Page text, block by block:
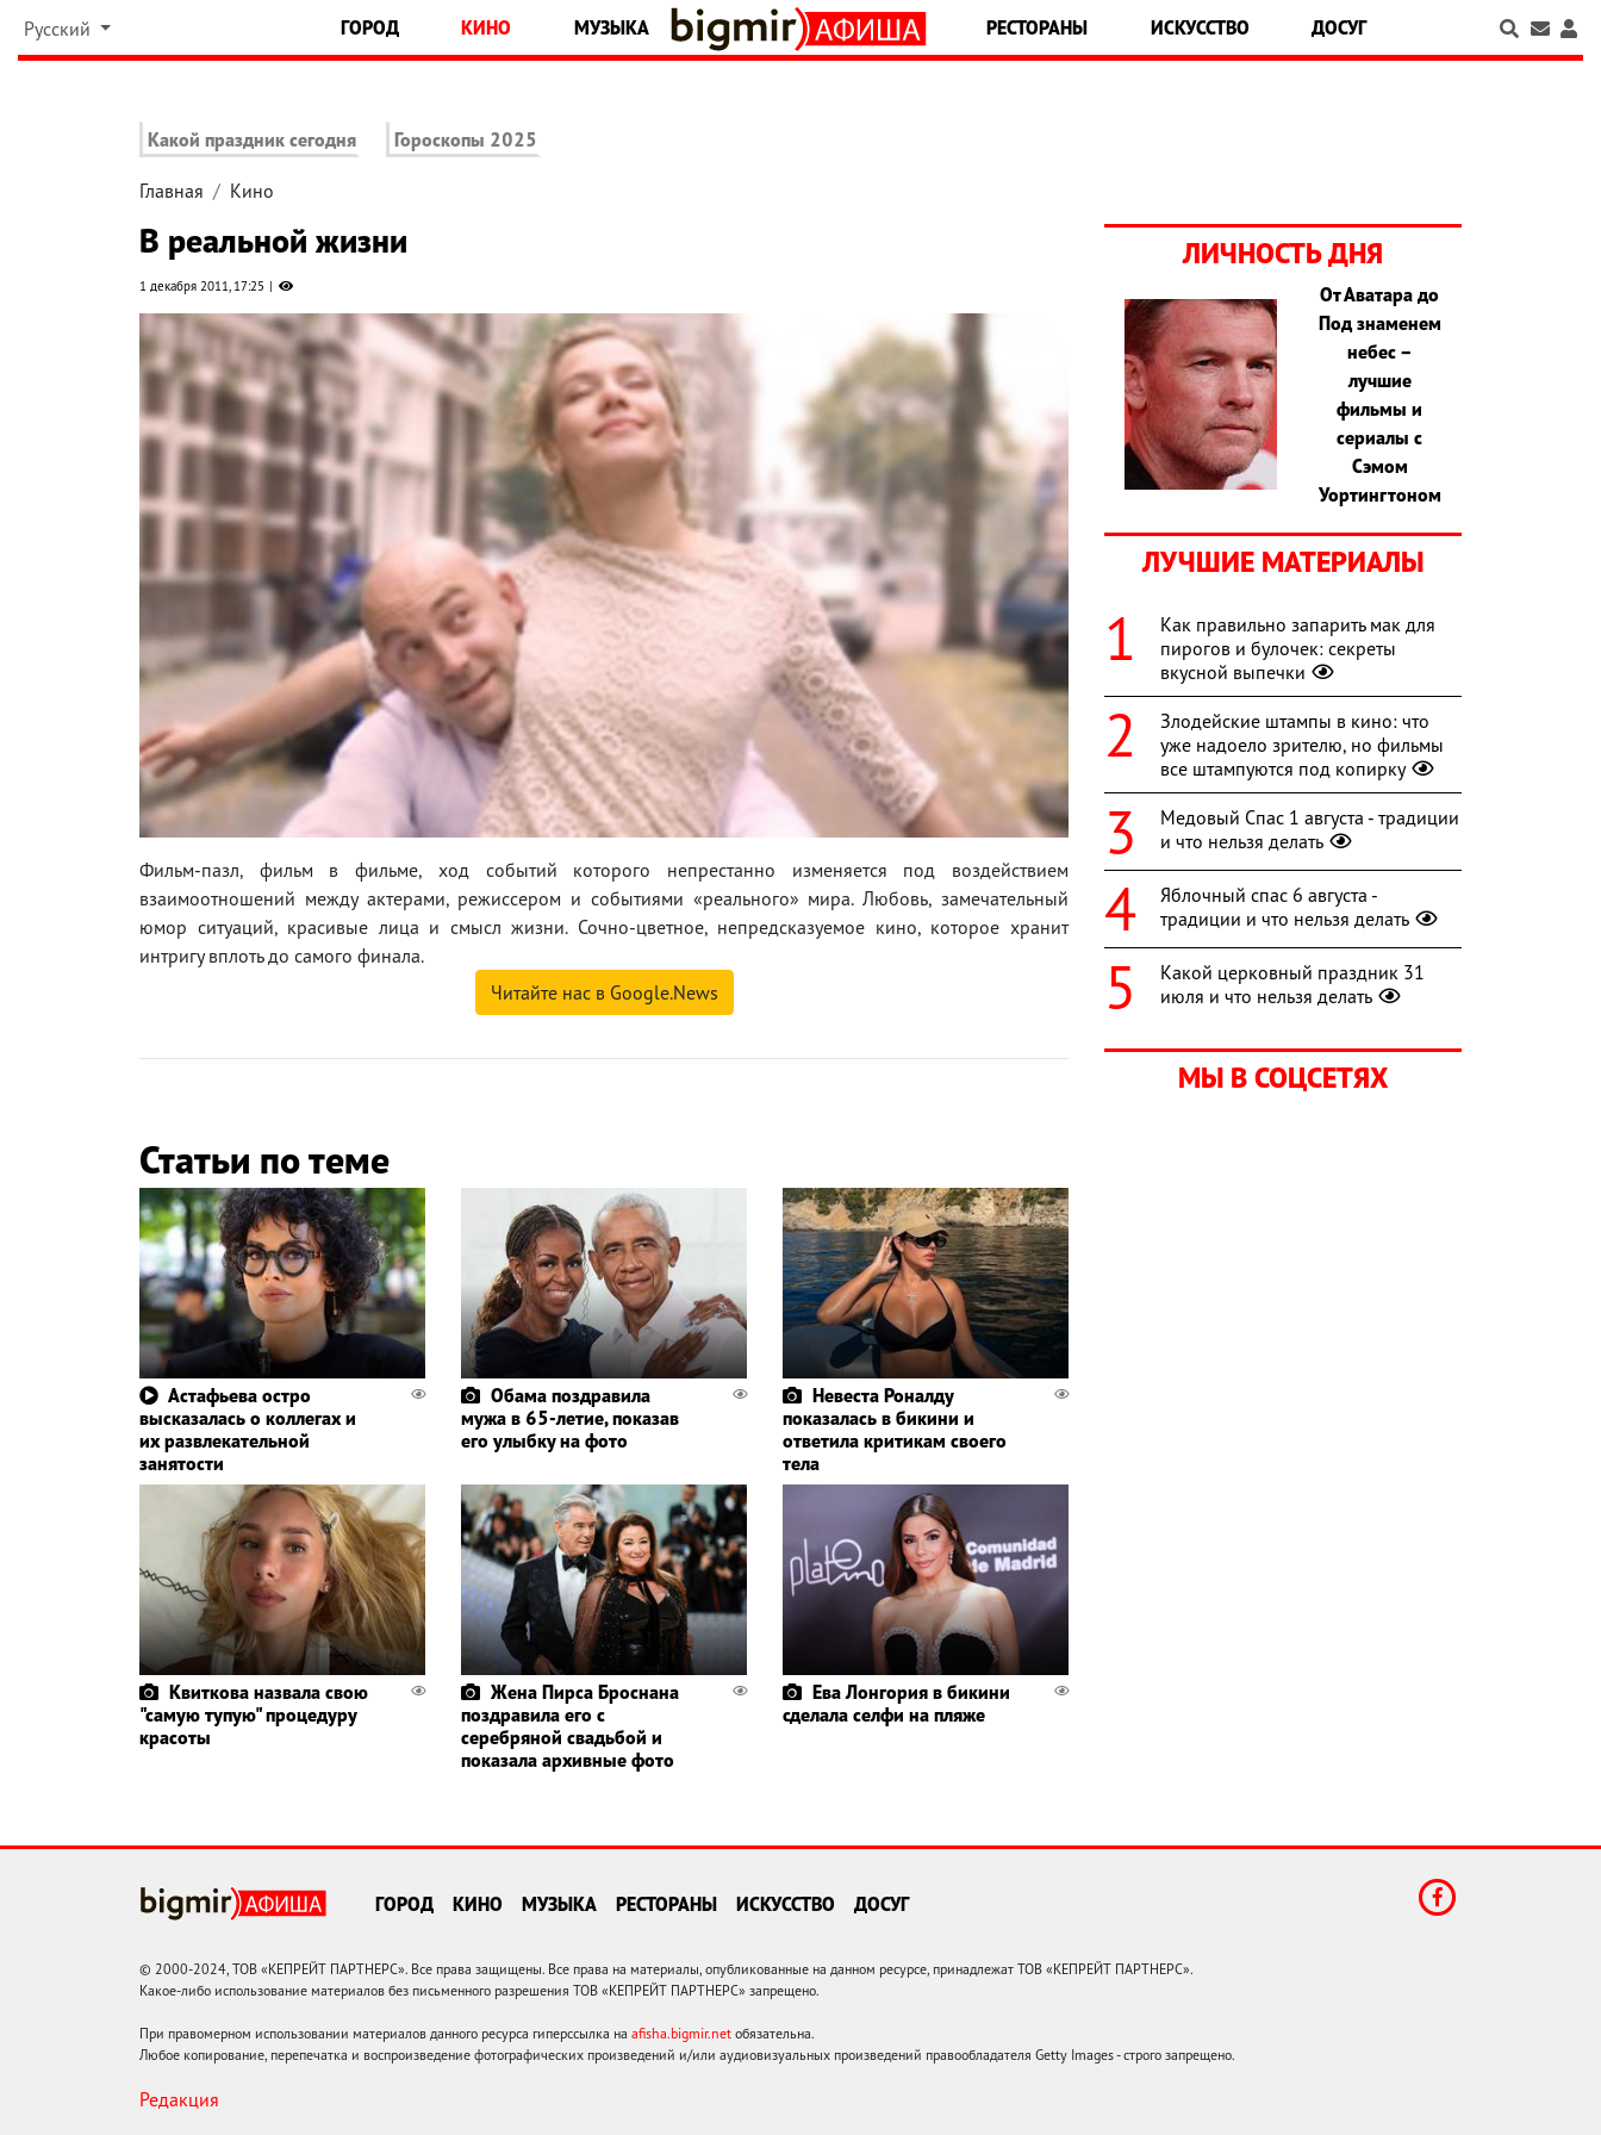
Русский ГОРОД КИНО МУЗЫКА РЕСТОРАНЫ ИСКУССТВО ДОСУГ
Какой праздник сегодня Гороскопы 2025
Главная Кино
В реальной жизни
1 декабря 2011, 17:25
Фильм-пазл, фильм в фильме, ход событий которого непрестанно изменяется под воздействием
взаимоотношений между актерами, режиссером и событиями «реального» мира. Любовь, замечательный
юмор ситуаций, красивые лица и смысл жизни. Сочно-цветное, непредсказуемое кино, которое хранит
интригу вплоть до самого финала.
Читайте нас в Google.News
Статьи по теме
Астафьева остро
высказалась о коллегах и
их развлекательной
занятости
Обама поздравила
мужа в 65-летие, показав
его улыбку на фото
Невеста Роналду
показалась в бикини и
ответила критикам своего
тела
Квиткова назвала свою
"самую тупую" процедуру
красоты
Жена Пирса Броснана
поздравила его с
серебряной свадьбой и
показала архивные фото
Ева Лонгория в бикини
сделала селфи на пляже
ЛИЧНОСТЬ ДНЯ
От Аватара до
Под знаменем
небес –
лучшие
фильмы и
сериалы с
Сэмом
Уортингтоном
ЛУЧШИЕ МАТЕРИАЛЫ
Как правильно запарить мак для
пирогов и булочек: секреты
вкусной выпечки
Злодейские штампы в кино: что
уже надоело зрителю, но фильмы
все штампуются под копирку
Медовый Спас 1 августа - традиции
и что нельзя делать
Яблочный спас 6 августа -
традиции и что нельзя делать
Какой церковный праздник 31
июля и что нельзя делать
МЫ В СОЦСЕТЯХ
ГОРОД КИНО МУЗЫКА РЕСТОРАНЫ ИСКУССТВО ДОСУГ
© 2000-2024, ТОВ «КЕПРЕЙТ ПАРТНЕРС». Все права защищены. Все права на материалы, опубликованные на данном ресурсе, принадлежат ТОВ «КЕПРЕЙТ ПАРТНЕРС».
Какое-либо использование материалов без письменного разрешения ТОВ «КЕПРЕЙТ ПАРТНЕРС» запрещено.
При правомерном использовании материалов данного ресурса гиперссылка на afisha.bigmir.net обязательна.
Любое копирование, перепечатка и воспроизведение фотографических произведений и/или аудиовизуальных произведений правообладателя Getty Images - строго запрещено.
Редакция